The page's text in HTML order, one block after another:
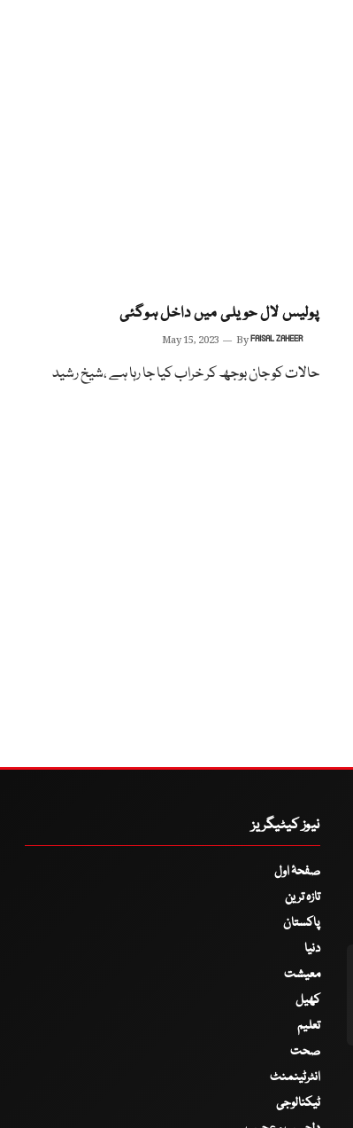
پولیس لال حویلی میں داخل ہوگئی
May 15, 2023 ByFAISAL ZAHEER
حالات کو جان بوجھ کر خراب کیا جا رہا ہے ،شیخ رشید
نیوز کیٹیگریز
صفحۂ اول
تازہ ترین
پاکستان
دنیا
معیشت
کھیل
تعلیم
صحت
انٹرٹینمنٹ
ٹیکنالوجی